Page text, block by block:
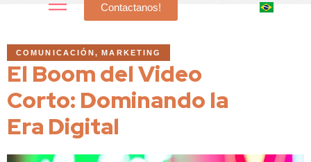
Contactanos!
COMUNICACIÓN MARKETING
El Boom del Video
Corto: Dominando la
Era Digital